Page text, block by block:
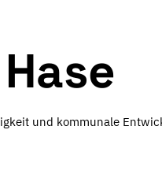
und kommunale